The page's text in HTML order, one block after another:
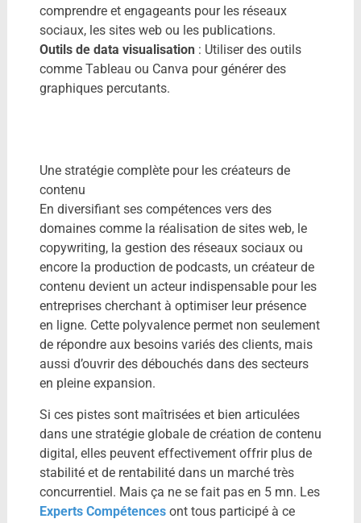
comprendre et engageants pour les réseaux
sociaux, les sites web ou les publications.
Outils de data visualisation: Utiliser des outils
comme Tableau ou Canva pour générer des
graphiques percutants.
Une stratégie complète pour les créateurs de
contenu
En diversifiant ses compétences vers des
domaines comme la réalisation de sites web, le
copywriting, la gestion des réseaux sociaux ou
encore la production de podcasts, un créateur de
contenu devient un acteur indispensable pour les
entreprises cherchant à optimiser leur présence
en ligne. Cette polyvalence permet non seulement
de répondre aux besoins variés des clients, mais
aussi d’ouvrir des débouchés dans des secteurs
en pleine expansion.
Si ces pistes sont maîtrisées et bien articulées
dans une stratégie globale de création de contenu
digital, elles peuvent effectivement offrir plus de
stabilité et de rentabilité dans un marché très
concurrentiel. Mais ça ne se fait pas en 5 mn. Les
Experts Compétencesont tous participé à ce